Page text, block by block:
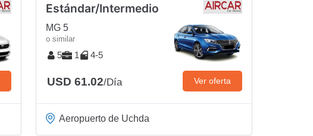
Estándar/Intermedio
MG 5
o similar
5 1 4-5
USD 61.02/Día Ver oferta
Aeropuerto de Uchda